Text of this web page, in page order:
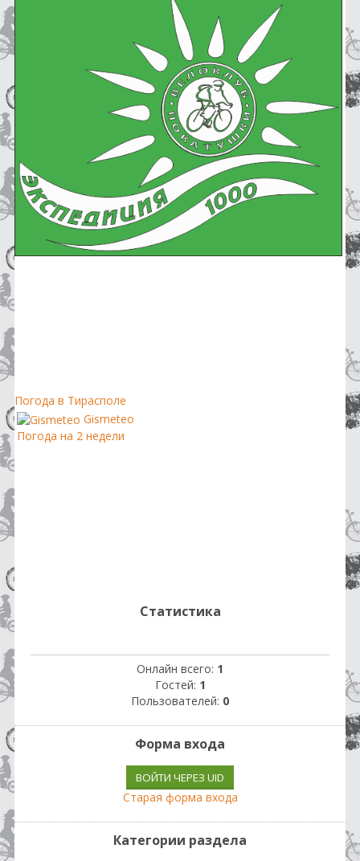
Погода в Тирасполе
Gismeteo
Погода на 2 недели
Статистика
Онлайн всего: 1
Гостей: 1
Пользователей: 0
Форма входа
ВОЙТИ ЧЕРЕЗ UID
Старая форма входа
Категории раздела